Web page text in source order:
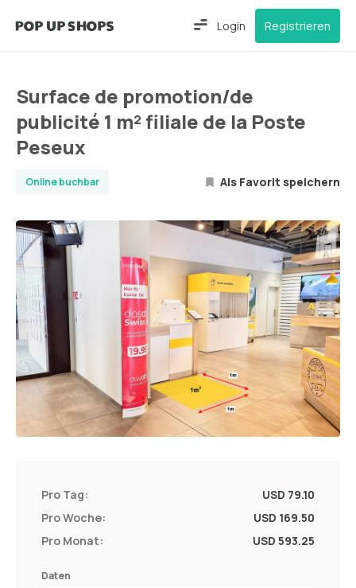
Login Registrieren
Surface de promotion/de
publicité 1 m² filiale de la Poste
Peseux
Online buchbar Als Favorit speichern
Pro Tag:
Pro Woche:
Pro Monat:
USD 79.10
USD 169.50
USD 593.25
Daten